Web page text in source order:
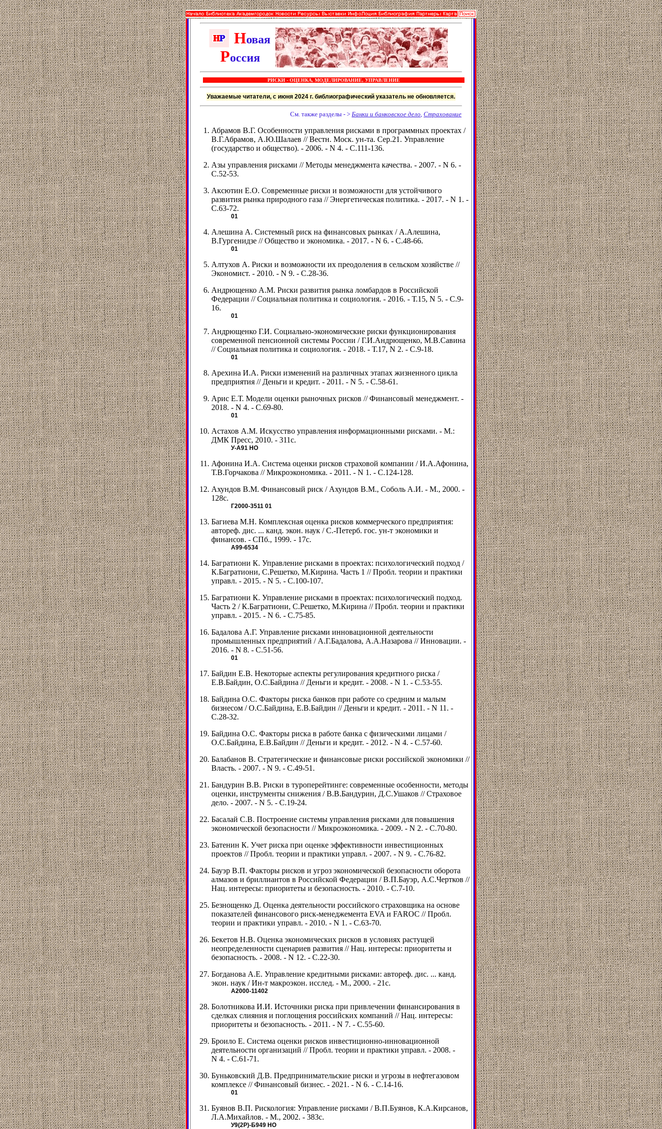
Новая
Россия
РИСКИ - ОЦЕНКА, МОДЕЛИРОВАНИЕ, УПРАВЛЕНИЕ
Уважаемые читатели, с июня 2024 г. библиографический указатель не обновляется.
См. также разделы - > Банки и банковское дело, Страхование
Абрамов В.Г. Особенности управления рисками в программных проектах /
В.Г.Абрамов, А.Ю.Шалаев // Вестн. Моск. ун-та. Сер.21. Управление
(государство и общество). - 2006. - N 4. - С.111-136.
Азы управления рисками // Методы менеджмента качества. - 2007. - N 6. -
С.52-53.
Аксютин Е.О. Современные риски и возможности для устойчивого
развития рынка природного газа // Энергетическая политика. - 2017. - N 1. -
С.63-72.
01
Алешина А. Системный риск на финансовых рынках / А.Алешина,
В.Гургенидзе // Общество и экономика. - 2017. - N 6. - С.48-66.
01
Алтухов А. Риски и возможности их преодоления в сельском хозяйстве //
Экономист. - 2010. - N 9. - С.28-36.
Андрющенко А.М. Риски развития рынка ломбардов в Российской
Федерации // Социальная политика и социология. - 2016. - Т.15, N 5. - C.9-
16.
01
Андрющенко Г.И. Социально-экономические риски функционирования
современной пенсионной системы России / Г.И.Андрющенко, М.В.Савина
// Социальная политика и социология. - 2018. - Т.17, N 2. - С.9-18.
01
Арехина И.А. Риски изменений на различных этапах жизненного цикла
предприятия // Деньги и кредит. - 2011. - N 5. - С.58-61.
Арис Е.Т. Модели оценки рыночных рисков // Финансовый менеджмент. -
2018. - N 4. - С.69-80.
01
Астахов А.М. Искусство управления информационными рисками. - М.:
ДМК Пресс, 2010. - 311с.
У-А91 НО
Афонина И.А. Система оценки рисков страховой компании / И.А.Афонина,
Т.В.Горчакова // Микроэкономика. - 2011. - N 1. - С.124-128.
Ахундов В.М. Финансовый риск / Ахундов В.М., Соболь А.И. - М., 2000. -
128с.
Г2000-3511 01
Багиева М.Н. Комплексная оценка рисков коммерческого предприятия:
автореф. дис. ... канд. экон. наук / С.-Петерб. гос. ун-т экономики и
финансов. - СПб., 1999. - 17с.
А99-6534
Багратиони К. Управление рисками в проектах: психологический подход /
К.Багратиони, С.Решетко, М.Кирина. Часть 1 // Пробл. теории и практики
управл. - 2015. - N 5. - С.100-107.
Багратиони К. Управление рисками в проектах: психологический подход.
Часть 2 / К.Багратиони, С.Решетко, М.Кирина // Пробл. теории и практики
управл. - 2015. - N 6. - С.75-85.
Бадалова А.Г. Управление рисками инновационной деятельности
промышленных предприятий / А.Г.Бадалова, А.А.Назарова // Инновации. -
2016. - N 8. - С.51-56.
01
Байдин Е.В. Некоторые аспекты регулирования кредитного риска /
Е.В.Байдин, О.С.Байдина // Деньги и кредит. - 2008. - N 1. - С.53-55.
Байдина О.С. Факторы риска банков при работе со средним и малым
бизнесом / О.С.Байдина, Е.В.Байдин // Деньги и кредит. - 2011. - N 11. -
С.28-32.
Байдина О.С. Факторы риска в работе банка с физическими лицами /
О.С.Байдина, Е.В.Байдин // Деньги и кредит. - 2012. - N 4. - С.57-60.
Балабанов В. Стратегические и финансовые риски российской экономики //
Власть. - 2007. - N 9. - С.49-51.
Бандурин В.В. Риски в туроперейтинге: современные особенности, методы
оценки, инструменты снижения / В.В.Бандурин, Д.С.Ушаков // Страховое
дело. - 2007. - N 5. - С.19-24.
Басалай С.В. Построение системы управления рисками для повышения
экономической безопасности // Микроэкономика. - 2009. - N 2. - С.70-80.
Батенин К. Учет риска при оценке эффективности инвестиционных
проектов // Пробл. теории и практики управл. - 2007. - N 9. - С.76-82.
Бауэр В.П. Факторы рисков и угроз экономической безопасности оборота
алмазов и бриллиантов в Российской Федерации / В.П.Бауэр, А.С.Чертков //
Нац. интересы: приоритеты и безопасность. - 2010. - С.7-10.
Безнощенко Д. Оценка деятельности российского страховщика на основе
показателей финансового риск-менеджемента EVA и FAROC // Пробл.
теории и практики управл. - 2010. - N 1. - С.63-70.
Бекетов Н.В. Оценка экономических рисков в условиях растущей
неопределенности сценариев развития // Нац. интересы: приоритеты и
безопасность. - 2008. - N 12. - С.22-30.
Богданова А.Е. Управление кредитными рисками: автореф. дис. ... канд.
экон. наук / Ин-т макроэкон. исслед. - М., 2000. - 21с.
А2000-11402
Болотникова И.И. Источники риска при привлечении финансирования в
сделках слияния и поглощения российских компаний // Нац. интересы:
приоритеты и безопасность. - 2011. - N 7. - С.55-60.
Броило Е. Система оценки рисков инвестиционно-инновационной
деятельности организаций // Пробл. теории и практики управл. - 2008. -
N 4. - С.61-71.
Буньковский Д.В. Предпринимательские риски и угрозы в нефтегазовом
комплексе // Финансовый бизнес. - 2021. - N 6. - С.14-16.
01
Буянов В.П. Рискология: Управление рисками / В.П.Буянов, К.А.Кирсанов,
Л.А.Михайлов. - М., 2002. - 383с.
У9(2Р)-Б949 НО